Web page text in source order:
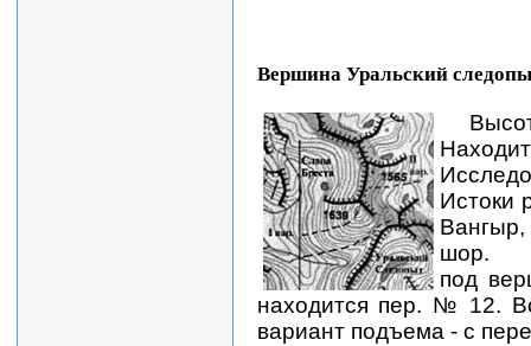
Вершина Уральский
Истоки
шор.
под
находится пер. № 12.
вариант подъема - с